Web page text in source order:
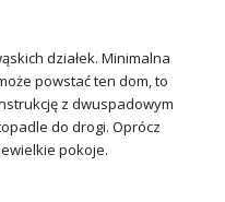
działek. Minimalna
powstać ten dom, to
z dwuspadowym
do drogi. Oprócz
pokoje.